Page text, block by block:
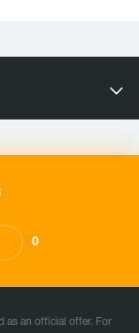
0
as an official offer. For